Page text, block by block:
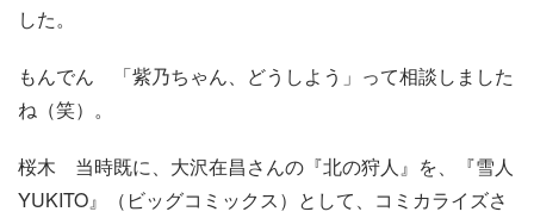
した。
もんでん 「紫乃ちゃん、どうしよう」って相談しました
ね（笑）。
桜木 当時既に、大沢在昌さんの『北の狩人』を、『雪人
YUKITO』（ビッグコミックス）として、コミカライズさ